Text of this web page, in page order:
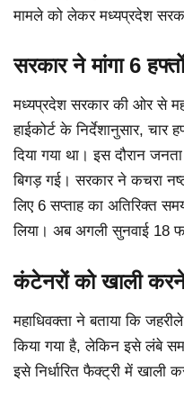
मामले को लेकर मध्यप्रदेश
सरकार ने मांगा 6
मध्यप्रदेश सरकार की ओर से
हाईकोर्ट के निर्देशानुसार,
दिया गया था। इस दौरान
बिगड़ गई। सरकार ने कचरा
लिए 6 सप्ताह का अतिरिक्त
लिया। अब अगली सुनवाई 18
कंटेनरों को खाली
महाधिवक्ता ने बताया कि
किया गया है, लेकिन इसे लंबे
इसे निर्धारित फैक्ट्री में खाली